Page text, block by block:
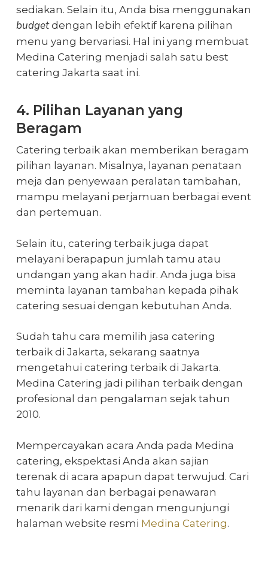
sediakan. Selain itu, Anda bisa menggunakan
budgetdengan lebih efektif karena pilihan
menu yang bervariasi. Hal ini yang membuat
Medina Catering menjadi salah satu best
catering Jakarta saat ini.
4. Pilihan Layanan yang
Beragam
Catering terbaik akan memberikan beragam
pilihan layanan. Misalnya, layanan penataan
meja dan penyewaan peralatan tambahan,
mampu melayani perjamuan berbagai event
dan pertemuan.
Selain itu, catering terbaik juga dapat
melayani berapapun jumlah tamu atau
undangan yang akan hadir. Anda juga bisa
meminta layanan tambahan kepada pihak
catering sesuai dengan kebutuhan Anda.
Sudah tahu cara memilih jasa catering
terbaik di Jakarta, sekarang saatnya
mengetahui catering terbaik di Jakarta.
Medina Catering jadi pilihan terbaik dengan
profesional dan pengalaman sejak tahun
2010.
Mempercayakan acara Anda pada Medina
catering, ekspektasi Anda akan sajian
terenak di acara apapun dapat terwujud. Cari
tahu layanan dan berbagai penawaran
menarik dari kami dengan mengunjungi
halaman website resmi Medina Catering.